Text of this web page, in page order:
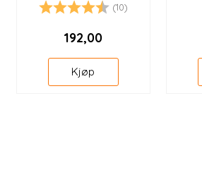
Karakter:
(10)
4.8 av 5 mulige
192,00
Kjøp